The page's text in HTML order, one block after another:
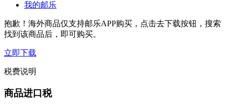
我的邮乐
抱歉！海外商品仅支持邮乐APP购买，点击去下载按钮，搜索
找到该商品后，即可购买。
立即下载
税费说明
商品进口税